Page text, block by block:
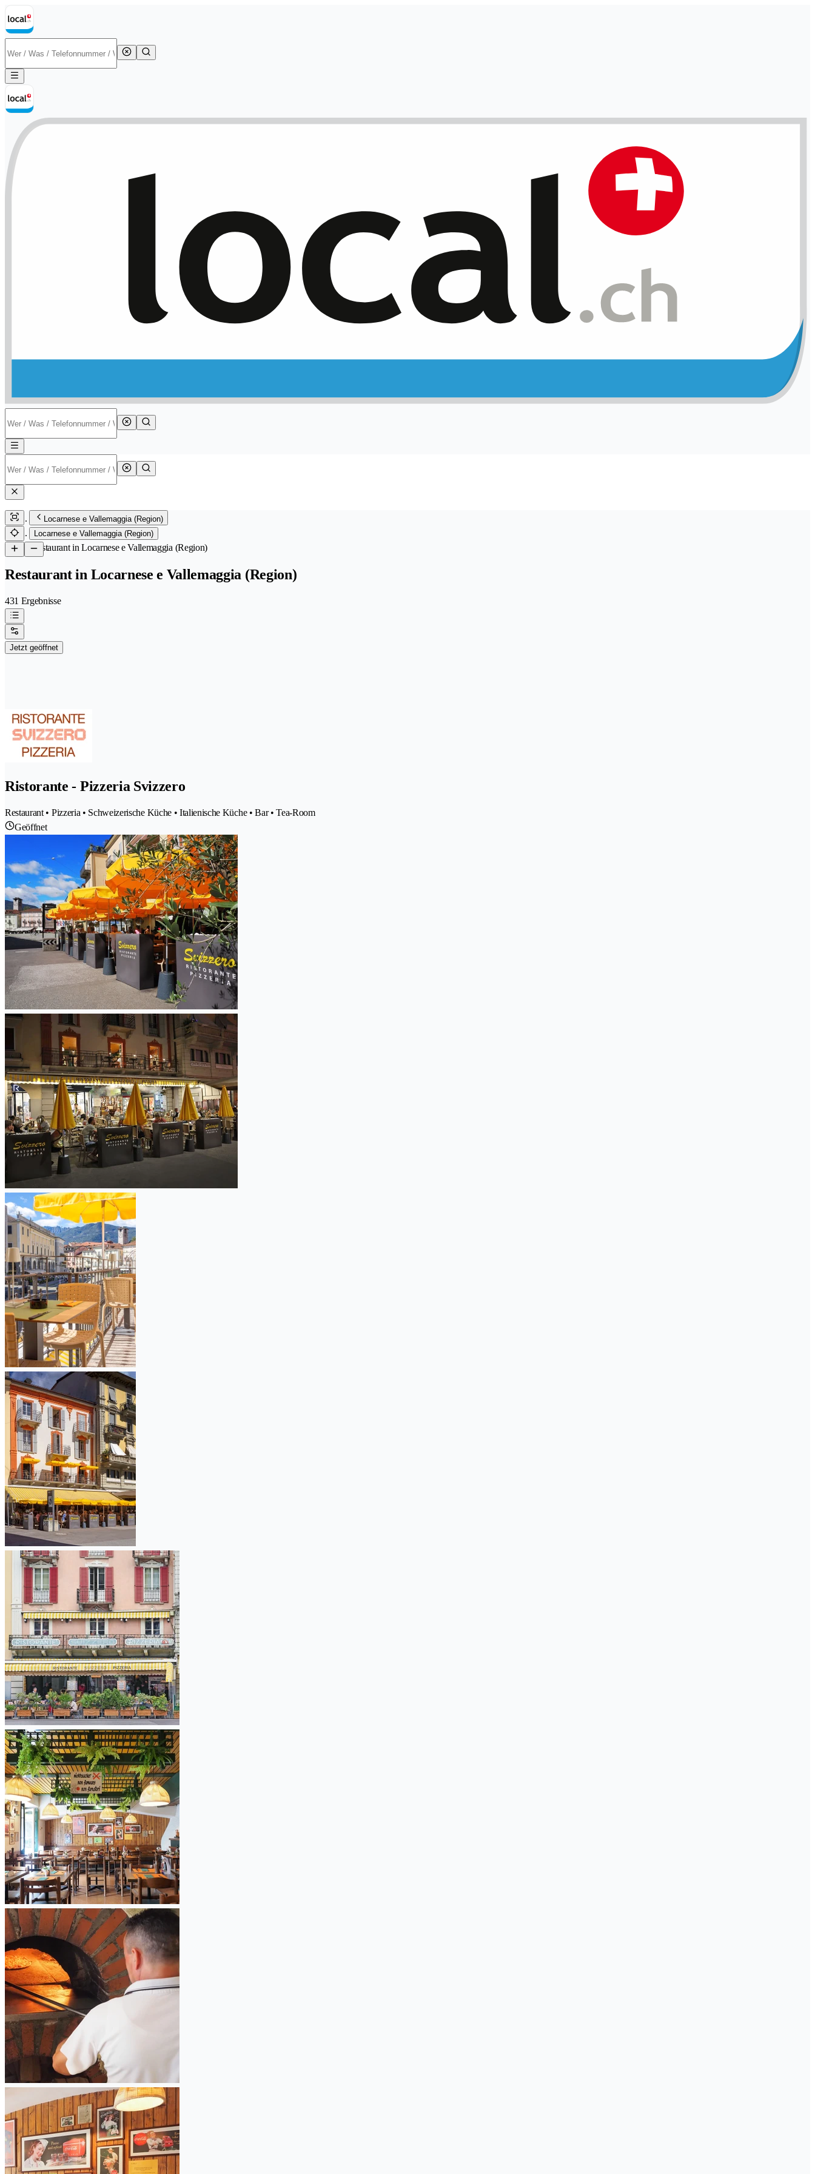
Locarnese e Vallemaggia (Region)
Locarnese e Vallemaggia (Region)
/Restaurant in Locarnese e Vallemaggia (Region)
Restaurant in Locarnese e Vallemaggia (Region)
431 Ergebnisse
Jetzt geöffnet
Ristorante - Pizzeria Svizzero
Restaurant • Pizzeria • Schweizerische Küche • Italienische Küche • Bar • Tea-Room
Geöffnet